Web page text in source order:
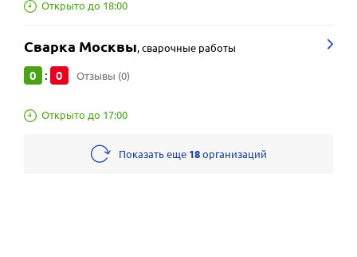
Открыто до 18:00
Сварка Москвы,сварочные работы
0 : 0 Отзывы (0)
Открыто до 17:00
Показать еще 18организаций